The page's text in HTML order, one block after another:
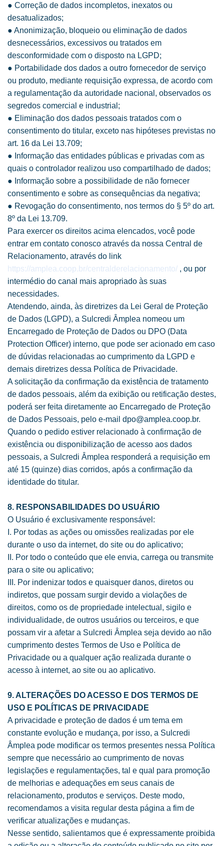
● Correção de dados incompletos, inexatos ou
desatualizados;
● Anonimização, bloqueio ou eliminação de dados
desnecessários, excessivos ou tratados em
desconformidade com o disposto na LGPD;
● Portabilidade dos dados a outro fornecedor de serviço
ou produto, mediante requisição expressa, de acordo com
a regulamentação da autoridade nacional, observados os
segredos comercial e industrial;
● Eliminação dos dados pessoais tratados com o
consentimento do titular, exceto nas hipóteses previstas no
art. 16 da Lei 13.709;
● Informação das entidades públicas e privadas com as
quais o controlador realizou uso compartilhado de dados;
● Informação sobre a possibilidade de não fornecer
consentimento e sobre as consequências da negativa;
● Revogação do consentimento, nos termos do § 5º do art.
8º da Lei 13.709.
Para exercer os direitos acima elencados, você pode
entrar em contato conosco através da nossa Central de
Relacionamento, através do link
https://amplea.coop.br/centralderelacionamento/ , ou por
intermédio do canal mais apropriado às suas
necessidades.
Atendendo, ainda, às diretrizes da Lei Geral de Proteção
de Dados (LGPD), a Sulcredi Âmplea nomeou um
Encarregado de Proteção de Dados ou DPO (Data
Protection Officer) interno, que pode ser acionado em caso
de dúvidas relacionadas ao cumprimento da LGPD e
demais diretrizes dessa Política de Privacidade.
A solicitação da confirmação da existência de tratamento
de dados pessoais, além da exibição ou retificação destes,
poderá ser feita diretamente ao Encarregado de Proteção
de Dados Pessoais, pelo e-mail dpo@amplea.coop.br.
Quando o pedido estiver relacionado à confirmação de
existência ou disponibilização de acesso aos dados
pessoais, a Sulcredi Âmplea responderá a requisição em
até 15 (quinze) dias corridos, após a confirmação da
identidade do titular.
8. RESPONSABILIDADES DO USUÁRIO
O Usuário é exclusivamente responsável:
I. Por todas as ações ou omissões realizadas por ele
durante o uso da internet, do site ou do aplicativo;
II. Por todo o conteúdo que ele envia, carrega ou transmite
para o site ou aplicativo;
III. Por indenizar todos e quaisquer danos, diretos ou
indiretos, que possam surgir devido a violações de
direitos, como os de propriedade intelectual, sigilo e
individualidade, de outros usuários ou terceiros, e que
possam vir a afetar a Sulcredi Âmplea seja devido ao não
cumprimento destes Termos de Uso e Política de
Privacidade ou a qualquer ação realizada durante o
acesso à internet, ao site ou ao aplicativo.
9. ALTERAÇÕES DO ACESSO E DOS TERMOS DE
USO E POLÍTICAS DE PRIVACIDADE
A privacidade e proteção de dados é um tema em
constante evolução e mudança, por isso, a Sulcredi
Âmplea pode modificar os termos presentes nessa Política
sempre que necessário ao cumprimento de novas
legislações e regulamentações, tal e qual para promoção
de melhorias e adequações em seus canais de
relacionamento, produtos e serviços. Deste modo,
recomendamos a visita regular desta página a fim de
verificar atualizações e mudanças.
Nesse sentido, salientamos que é expressamente proibida